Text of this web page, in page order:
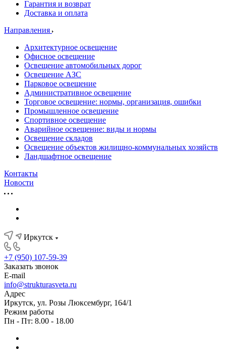
Гарантия и возврат
Доставка и оплата
Направления
Архитектурное освещение
Офисное освещение
Освещение автомобильных дорог
Освещение АЗС
Парковое освещение
Административное освещение
Торговое освещение: нормы, организация, ошибки
Промышленное освещение
Спортивное освещение
Аварийное освещение: виды и нормы
Освещение складов
Освещение объектов жилищно-коммунальных хозяйств
Ландшафтное освещение
Контакты
Новости
Иркутск
+7 (950) 107-59-39
Заказать звонок
E-mail
info@strukturasveta.ru
Адрес
Иркутск, ул. Розы Люксембург, 164/1
Режим работы
Пн - Пт: 8.00 - 18.00